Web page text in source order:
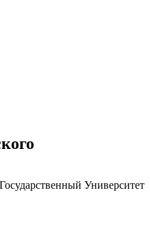
Университет